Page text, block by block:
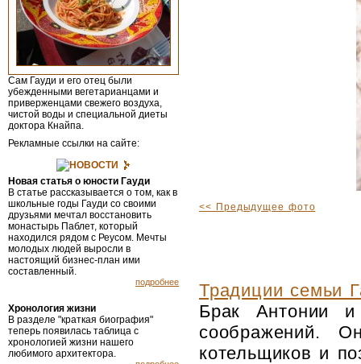
Сам Гауди и его отец были
убежденными вегетарианцами и
приверженцами свежего воздуха,
чистой воды и специальной диеты
доктора Кнайпа.
Рекламные ссылки на сайте:
НОВОСТИ
Новая статья о юности Гауди
В статье рассказывается о том, как в
школьные годы Гауди со своими
друзьями мечтал восстановить
монастырь Паблет, который
находился рядом с Реусом. Мечты
молодых людей выросли в
настоящий бизнес-план ими
составленный.
подробнее
Хронология жизни
В разделе "краткая биография"
теперь появилась таблица с
хронологией жизни нашего
любимого архитектора.
<< Предыдущее фото
Традиции семьи
Брак Антонии и
соображений.
котельщиков и